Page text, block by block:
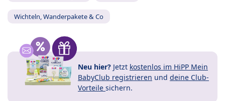
Wichteln, Wanderpakete & Co
Neu hier? Jetzt kostenlos im HiPP Mein
BabyClub registrieren und deine Club-
Vorteile sichern.